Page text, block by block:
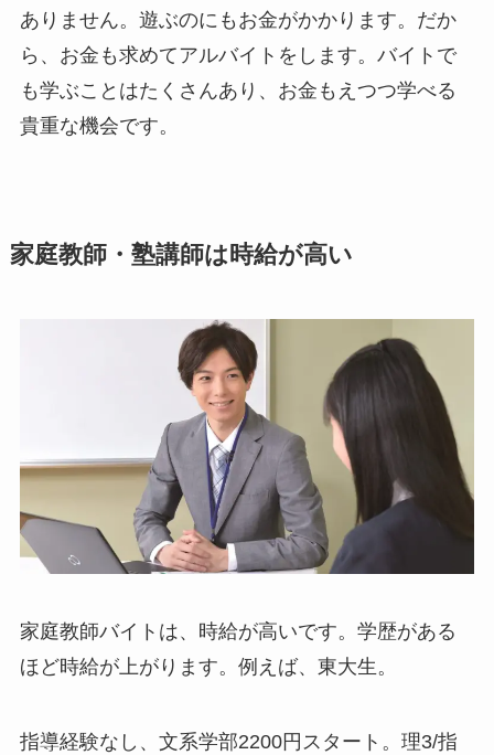
ありません。遊ぶのにもお金がかかります。だか
ら、お金も求めてアルバイトをします。バイトで
も学ぶことはたくさんあり、お金もえつつ学べる
貴重な機会です。
家庭教師・塾講師は時給が高い
家庭教師バイトは、時給が高いです。学歴がある
ほど時給が上がります。例えば、東大生。
指導経験なし、文系学部2200円スタート。理3/指